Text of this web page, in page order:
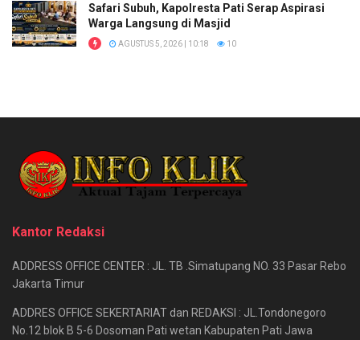
Safari Subuh, Kapolresta Pati Serap Aspirasi
Warga Langsung di Masjid
AGUSTUS 5, 2026 | 10:18 10
Kantor Redaksi
ADDRESS OFFICE CENTER : JL. TB .Simatupang NO. 33 Pasar Rebo
Jakarta Timur
ADDRES OFFICE SEKERTARIAT dan REDAKSI : JL.Tondonegoro
No.12 blok B 5-6 Dosoman Pati wetan Kabupaten Pati Jawa